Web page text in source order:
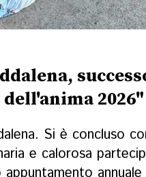
2026"
Si è concluso
e calorosa
appuntamento